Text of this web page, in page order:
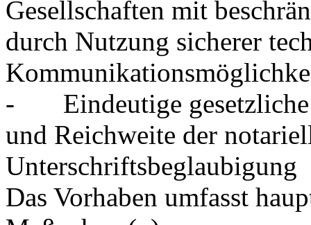
Gesellschaften mit
durch Nutzung sicherer
- Eindeutige gesetzliche
und Reichweite der
Unterschriftsbeglaubigung
Das Vorhaben umfasst